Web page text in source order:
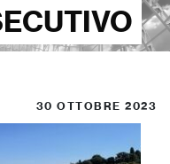
30 OTTOBRE 2023